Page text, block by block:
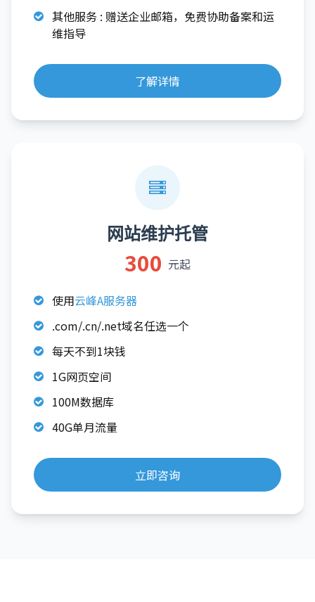
其他服务 : 赠送企业邮箱，免费协助备案和运
维指导
了解详情
网站维护托管
300 元起
使用云峰A服务器
.com/.cn/.net域名任选一个
每天不到1块钱
1G网页空间
100M数据库
40G单月流量
立即咨询